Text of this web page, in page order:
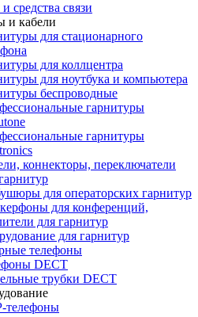
средства связи
и кабели
для стационарного
для коллцентра
для ноутбука и компьютера
беспроводные
гарнитуры
гарнитуры
коннекторы, переключатели
для операторских гарнитур
для конференций,
для гарнитур
для гарнитур
телефоны
DECT
трубки DECT
телефоны